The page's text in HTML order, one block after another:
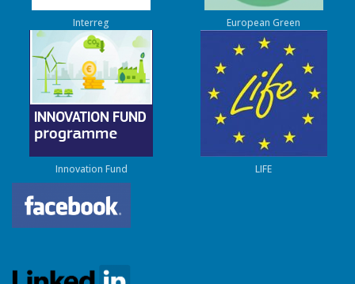
Interreg European Green
Innovation Fund LIFE